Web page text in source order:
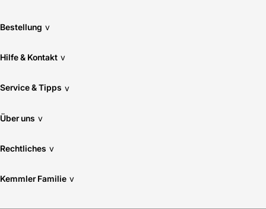
Bestellung v
Hilfe & Kontakt v
Service & Tipps v
Über uns v
Rechtliches v
Kemmler Familie v